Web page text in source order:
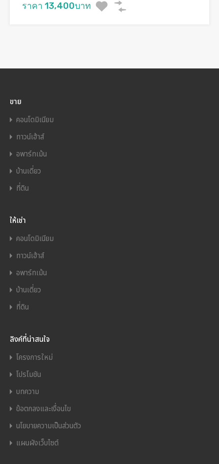
ราคา 13,400บาท
ขาย
คอนโดมิเนียม
ทาวน์เฮ้าส์
อพาร์ทเม้น
บ้านเดี่ยว
ที่ดิน
ให้เช่า
คอนโดมิเนียม
ทาวน์เฮ้าส์
อพาร์ทเม้น
บ้านเดี่ยว
ที่ดิน
ลิงค์ที่น่าสนใจ
โครงการใหม่
โปรโมชัน
บทความ
ข้อตกลงและเงื่อนไข
นโยบายความเป็นส่วนตัว
แผนผังเว็บไซต์